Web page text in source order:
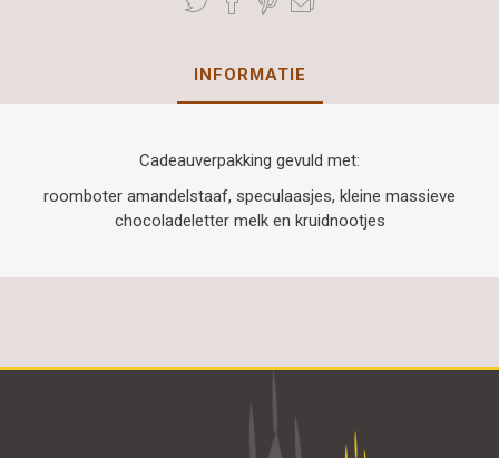
INFORMATIE
Cadeauverpakking gevuld met:
roomboter amandelstaaf, speculaasjes, kleine massieve
chocoladeletter melk en kruidnootjes